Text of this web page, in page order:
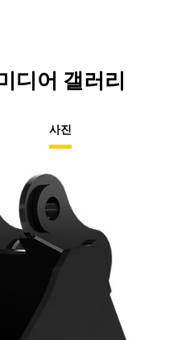
디어 갤러리
사진